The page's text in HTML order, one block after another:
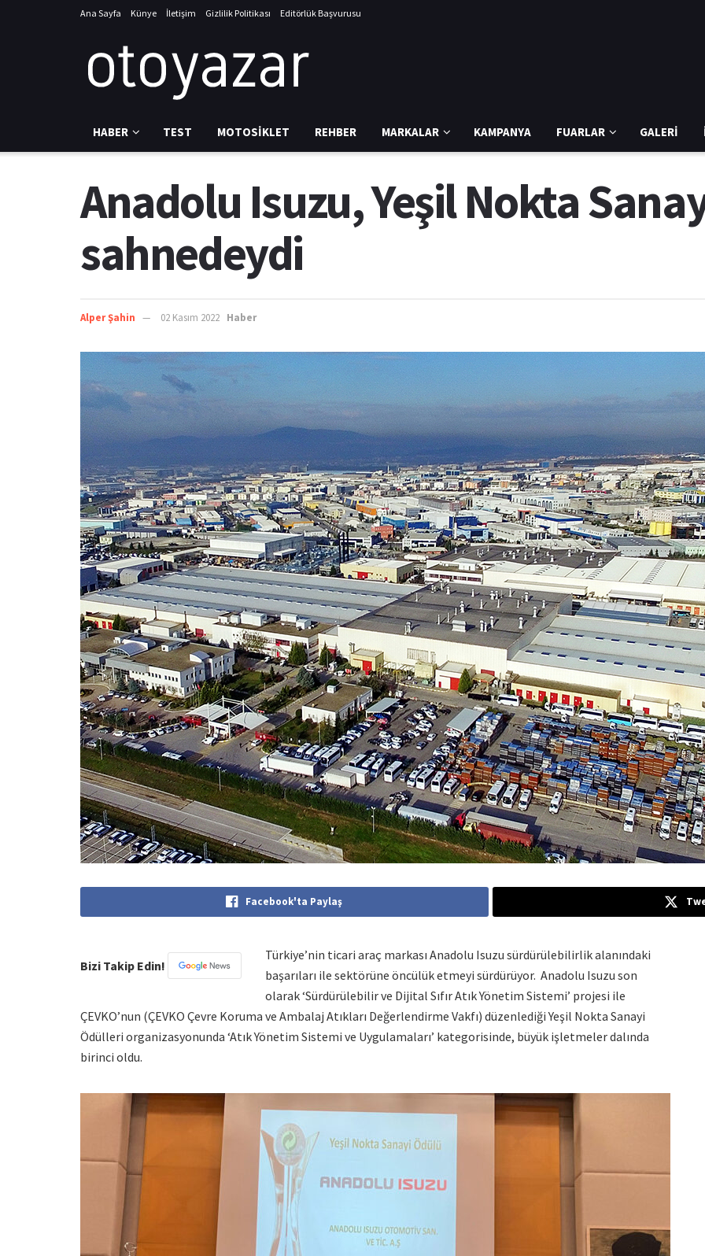
Ana Sayfa Künye İletişim Gizlilik Politikası Editörlük Başvurusu
HABER TEST MOTOSIKLET REHBER MARKALAR KAMPANYA FUARLAR GALERI
Anadolu Isuzu, Yeşil Nokta
sahnedeydi
Alper Şahin 02 Kasım 2022 Haber
Facebook'ta Paylaş
Bizi Takip Edin!
Türkiye’nin ticari araç markası Anadolu Isuzu sürdürülebilirlik alanındaki
başarıları ile sektörüne öncülük etmeyi sürdürüyor. Anadolu Isuzu son
olarak ‘Sürdürülebilir ve Dijital Sıfır Atık Yönetim Sistemi’ projesi ile
ÇEVKO’nun (ÇEVKO Çevre Koruma ve Ambalaj Atıkları Değerlendirme Vakfı) düzenlediği Yeşil Nokta Sanayi
Ödülleri organizasyonunda ‘Atık Yönetim Sistemi ve Uygulamaları’ kategorisinde, büyük işletmeler dalında
birinci oldu.